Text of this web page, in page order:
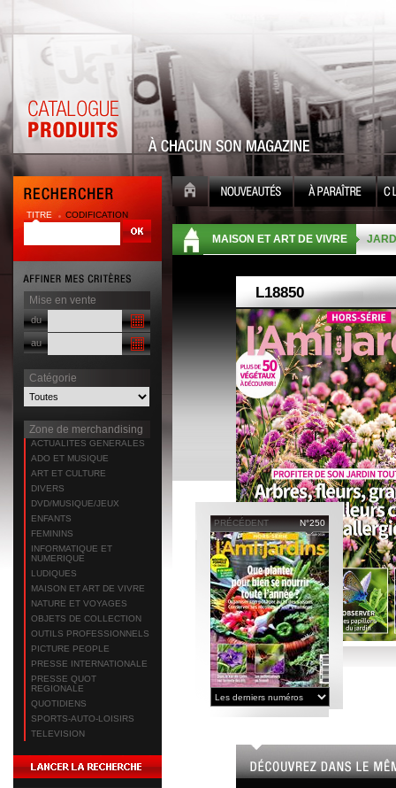
TITRE CODIFICATION
Mise en vente
du
au
Catégorie
Zone de merchandising
ACTUALITES GENERALES
ADO ET MUSIQUE
ART ET CULTURE
DIVERS
DVD/MUSIQUE/JEUX
ENFANTS
FEMININS
INFORMATIQUE ET
NUMERIQUE
LUDIQUES
MAISON ET ART DE VIVRE
NATURE ET VOYAGES
OBJETS DE COLLECTION
OUTILS PROFESSIONNELS
PICTURE PEOPLE
PRESSE INTERNATIONALE
PRESSE QUOT
REGIONALE
QUOTIDIENS
SPORTS-AUTO-LOISIRS
TELEVISION
MAISON ET ART DE VIVRE
PRÉCÉDENT N°250